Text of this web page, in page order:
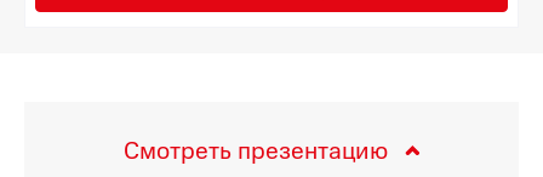
Смотреть презентацию